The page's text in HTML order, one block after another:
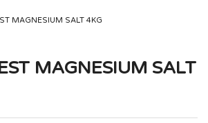
MAGNESIUM SALT 4KG
MAGNESIUM SALT